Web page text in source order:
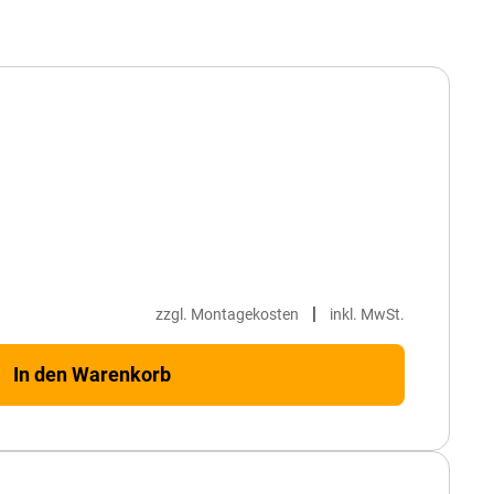
zzgl. Montagekosten | inkl. MwSt.
In den Warenkorb